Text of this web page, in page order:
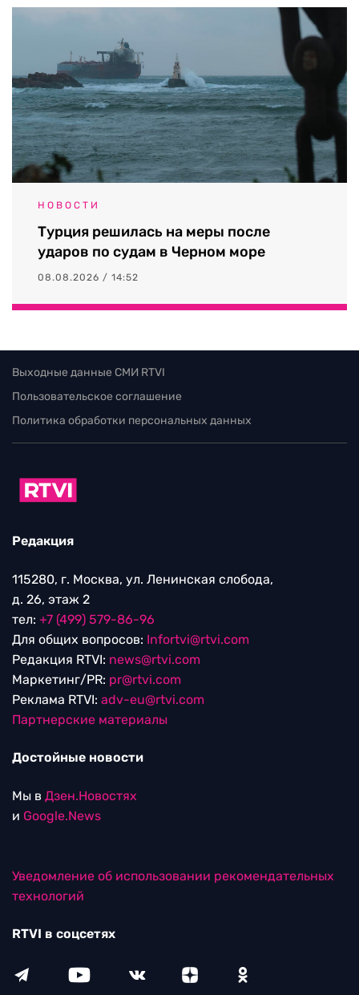
НОВОСТИ
Турция решилась на меры после
ударов по судам в Черном море
08.08.2026 / 14:52
Выходные данные СМИ RTVI
Пользовательское соглашение
Политика обработки персональных данных
Редакция
115280, г. Москва, ул. Ленинская слобода,
д. 26, этаж 2
тел: +7 (499) 579-86-96
Для общих вопросов: Infortvi@rtvi.com
Редакция RTVI: news@rtvi.com
Маркетинг/PR: pr@rtvi.com
Реклама RTVI: adv-eu@rtvi.com
Партнерские материалы
Достойные новости
Мы в Дзен.Новостях
и Google.News
Уведомление об использовании рекомендательных
технологий
RTVI в соцсетях